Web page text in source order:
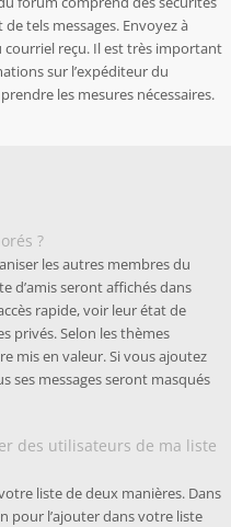
tels messages. Envoyez à
courriel reçu. Il est très important
sur l’expéditeur du
les mesures nécessaires.
?
les autres membres du
d’amis seront affichés dans
rapide, voir leur état de
privés. Selon les thèmes
mis en valeur. Si vous ajoutez
ses messages seront masqués
des utilisateurs de ma liste
liste de deux manières. Dans
pour l’ajouter dans votre liste